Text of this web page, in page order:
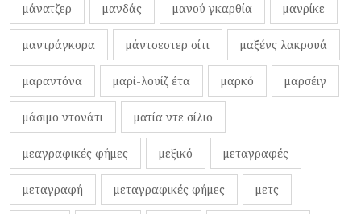
μάνατζερ μανδάς μανού γκαρθία μανρίκε
μαντράγκορα μάντσεστερ σίτι μαξένς λακρουά
μαραντόνα μαρί-λουίζ έτα μαρκό μαρσέιγ
μάσιμο ντονάτι ματία ντε σίλιο
μεαγραφικές φήμες μεξικό μεταγραφές
μεταγραφή μεταγραφικές φήμες μετς